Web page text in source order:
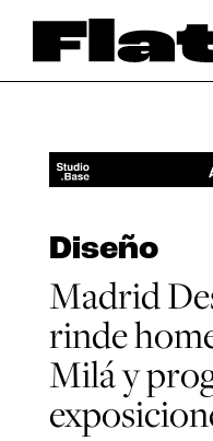
Diseño
Madrid
rinde
Milá y